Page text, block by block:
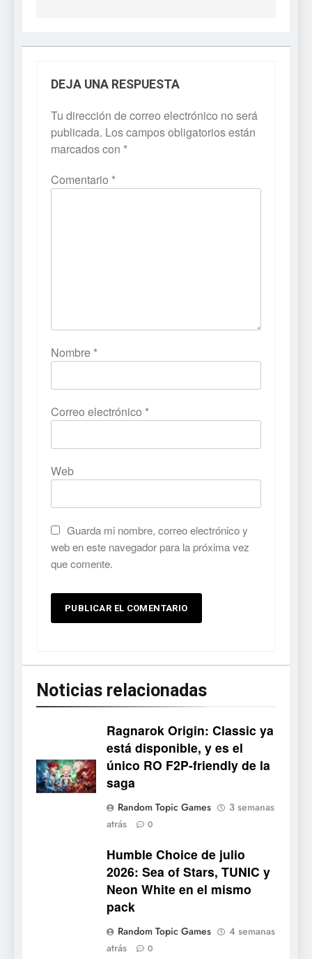
DEJA UNA RESPUESTA
Tu dirección de correo electrónico no será
publicada. Los campos obligatorios están
marcados con *
Comentario *
Nombre *
Correo electrónico *
Web
Guarda mi nombre, correo electrónico y
web en este navegador para la próxima vez
que comente.
Noticias relacionadas
Ragnarok Origin: Classic ya
está disponible, y es el
único RO F2P-friendly de la
saga
Random Topic Games
3 semanas
atrás
0
Humble Choice de julio
2026: Sea of Stars, TUNIC y
Neon White en el mismo
pack
Random Topic Games
4 semanas
atrás
0
5
tendrá su primer CCG digital
para PC y móviles
Onimusha: Way of the Sword
ya tiene fecha: Capcom
reservas
NOTICIAS DE VIDEOJUEGOS